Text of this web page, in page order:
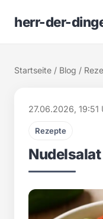
herr-der-
Startseite / Blog /
27.06.2026, 19:51
Rezepte